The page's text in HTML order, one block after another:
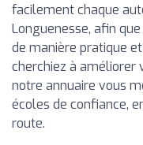
facilement chaque
Longuenesse, afin
de manière pratique
cherchiez à améliorer
notre annuaire vous
écoles de confiance,
route.